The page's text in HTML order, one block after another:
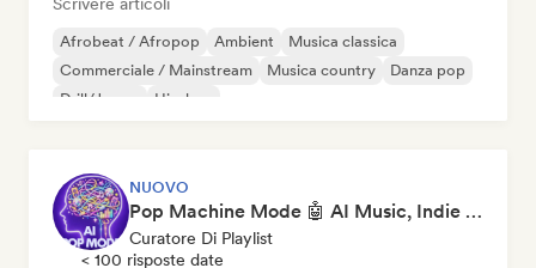
Afrobeat / Afropop Ambient
Musica classica
Commerciale / Mainstream
Musica country
Danza pop
Drill/Jersey
Hip-hop
NUOVO
Pop Machine Mode 🤖 AI Music, Indie Pop & Dream Pop
Curatore Di Playlist
< 100 risposte date